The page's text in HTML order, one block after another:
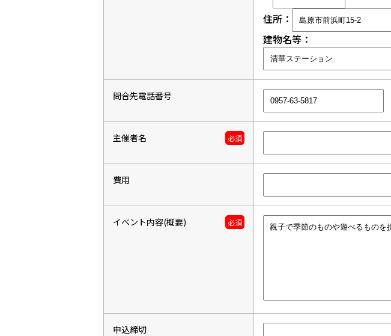
住所：
建物名等：
問合先電話番号
主催者名 必須
費用
イベント内容(概要) 必須
申込締切